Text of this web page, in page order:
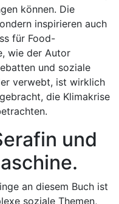
können. Die
inspirieren auch
für Food-
wie der Autor
und soziale
verwebt, ist wirklich
die Klimakrise
und
an diesem Buch ist
soziale Themen,